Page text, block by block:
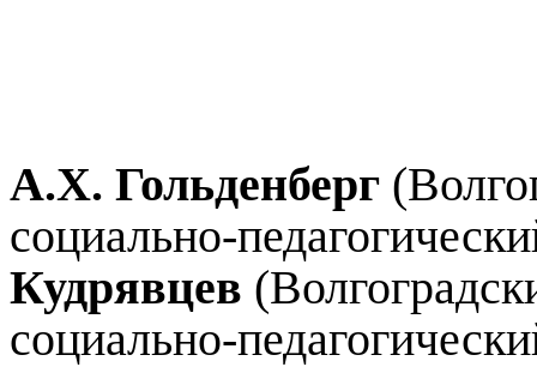
А.Х. Гольденберг
социально-
Кудрявцев
социально-